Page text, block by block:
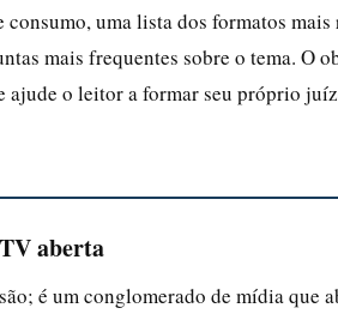
uma lista dos formatos
mais frequentes sobre o tema. O
ajude o leitor a formar seu próprio
aberta
é um conglomerado de mídia que